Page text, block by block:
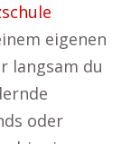
eigenen
langsam du
oder